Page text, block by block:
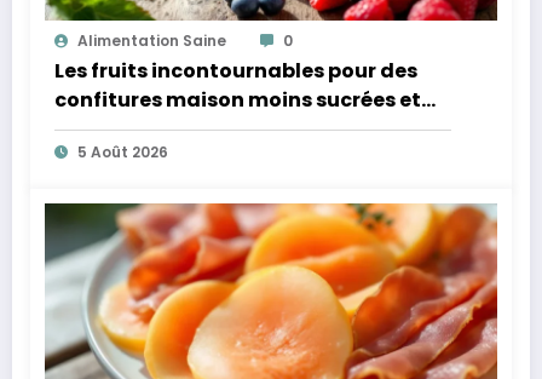
Alimentation Saine 0
Les fruits incontournables pour des
confitures maison moins sucrées et
plus légères
5 Août 2026